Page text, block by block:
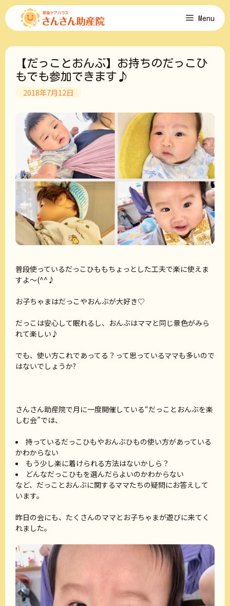
コ
ン
ツ
Menu
【だっことおんぶ】お持ちのだっこひ
もでも参加できます♪
2018年7月12日
普段使っているだっこひももちょっとした工夫で楽に使えま
すよ～(^^♪
お子ちゃまはだっこやおんぶが大好き♡
だっこは安心して眠れるし、おんぶはママと同じ景色がみら
れて楽しい♪
でも、使い方これであってる？って思っているママも多いので
はないでしょうか?
さんさん助産院で月に一度開催している“だっことおんぶを楽
しむ会”では、
持っているだっこひもやおんぶひもの使い方があっている
かわからない
もう少し楽に着けられる方法はないかしら？
どんなだっこひもを選んだらよいのかわからない
など、だっことおんぶに関するママたちの疑問にお答えして
います。
昨日の会にも、たくさんのママとお子ちゃまが遊びに来てく
れました。